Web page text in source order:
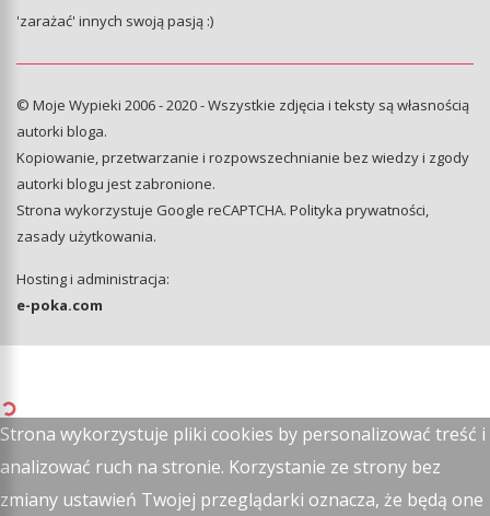
'zarażać' innych swoją pasją :)
© Moje Wypieki 2006 - 2020 - Wszystkie zdjęcia i teksty są własnością
autorki bloga.
Kopiowanie, przetwarzanie i rozpowszechnianie bez wiedzy i zgody
autorki blogu jest zabronione.
Strona wykorzystuje Google reCAPTCHA. Polityka prywatności,
zasady użytkowania.
Hosting i administracja:
e-poka.com
Strona wykorzystuje pliki cookies by personalizować treść i
analizować ruch na stronie. Korzystanie ze strony bez
zmiany ustawień Twojej przeglądarki oznacza, że będą one